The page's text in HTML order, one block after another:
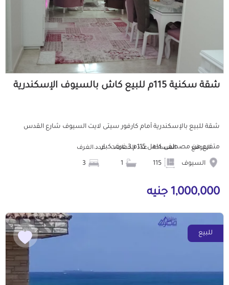
شقة سكنية 115م للبيع كاش بالسيوف الإسكندرية
شقة للبيع بالإسكندرية أمام كارفور سيتى لايت السيوف شارع القدس
متفرع من مصطفى كامل 115م 3 غرف كبار ...
الموقع
السيوف
المساحة عدد الحمامات عدد الغرف
1,000,000 جنيه
للبيع